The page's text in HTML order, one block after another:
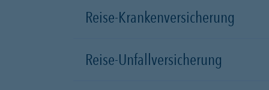
Reise-Krankenversicherung
Reise-Unfallversicherung